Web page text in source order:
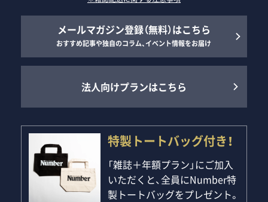
メールマガジン登録（無料）はこちら
おすすめ記事や独自のコラム、イベント情報をお届け
法人向けプランはこちら
特製トートバッグ付き！
「雑誌＋年額プラン」にご加入
いただくと、全員にNumber特
製トートバッグをプレゼント。